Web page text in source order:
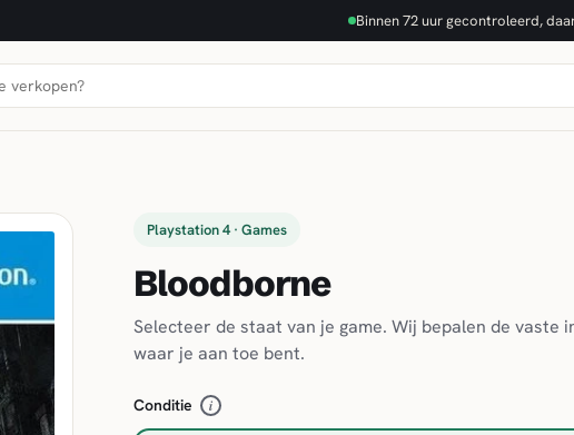
Binnen 72 uur gecontroleerd,
Playstation 4 · Games
Bloodborne
Selecteer de staat van je game. Wij bepalen de vaste
waar je aan toe bent.
Conditie i